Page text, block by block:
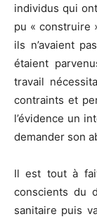
individus qui
pu « construire
ils n’avaient
étaient
travail
contraints et
l’évidence un
demander son
Il est tout à
conscients du
sanitaire puis